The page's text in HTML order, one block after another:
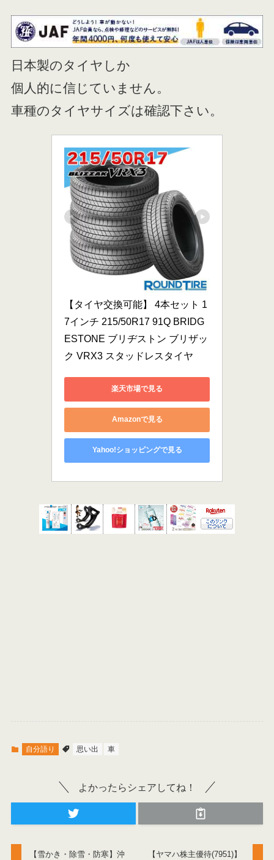
日本製のタイヤしか
個人的に信じていません。
車種のタイヤサイズは確認下さい。
【タイヤ交換可能】 4本セット 1
7インチ 215/50R17 91Q BRIDG
ESTONE ブリヂストン ブリザッ
ク VRX3 スタッドレスタイヤ
楽天市場で見る
Amazonで見る
Yahoo!ショッピングで見る
自分語り 思い出 車
よかったらシェアしてね！
【雪かき・除雪・防寒】沖
【ヤマハ株主優待(7951)】